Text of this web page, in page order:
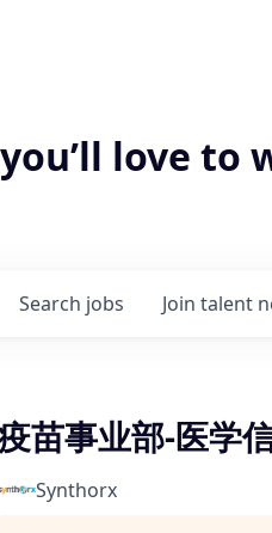
love to
Search jobs Join talent
苗事业部-医学
Synthorx